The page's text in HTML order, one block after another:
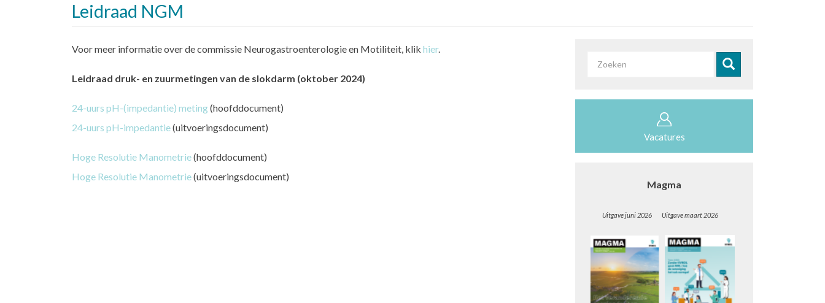
Leidraad NGM
Voor meer informatie over de commissie Neurogastroenterologie en Motiliteit, klik hier.
Leidraad druk- en zuurmetingen van de slokdarm (oktober 2024)
24-uurs pH-(impedantie) meting(hoofddocument)
24-uurs pH-impedantie(uitvoeringsdocument)
Hoge Resolutie Manometrie(hoofddocument)
Hoge Resolutie Manometrie(uitvoeringsdocument)
Zoekveld
Vacatures
Magma
Uitgave juni 2026 Uitgave maart 2026